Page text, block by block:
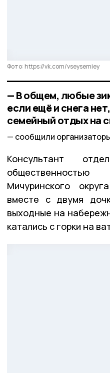
Фото: https://vk.com/vseysemiey
— В общем, любые
если ещё и снега
семейный отдых на
сообщили
Консультант
Мичуринского
вместе с двумя
выходные на
катались с горки на